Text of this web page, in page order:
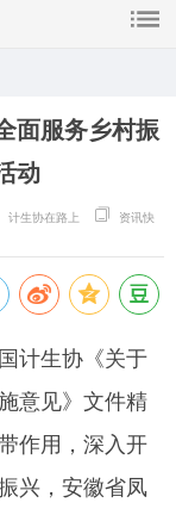
面服务乡村振
动
计生协在路上
资讯快
计生协《关于
意见》文件精
作用，深入开
兴，安徽省凤